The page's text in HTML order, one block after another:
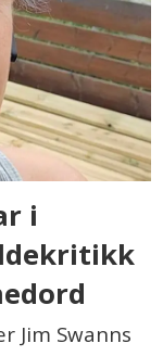
i
Jim Swanns